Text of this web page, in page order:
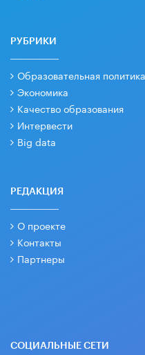
РУБРИКИ
Образовательная политика
Экономика
Качество образования
Интервести
Big data
РЕДАКЦИЯ
О проекте
Контакты
Партнеры
СОЦИАЛЬНЫЕ СЕТИ